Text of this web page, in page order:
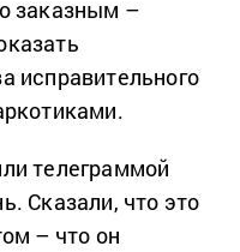
заказным –
исправительного
телеграммой
Сказали, что это
– что он